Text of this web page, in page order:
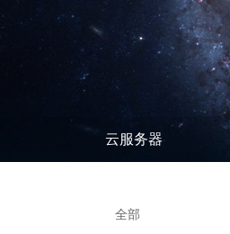
云服务器
全部